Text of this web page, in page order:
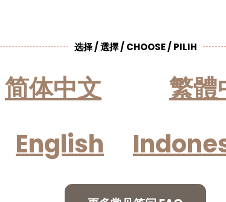
选择 / 選擇 / CHOOSE / PILIH
简体中文
繁體
English